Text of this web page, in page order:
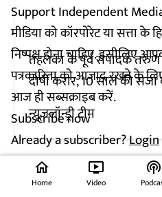
Support Independent
मीडिया को कॉरपोरेट या सत्ता
निष्पक्ष होना चाहिए. इसीलिए
पत्रकारिता को आजाद रखने के
आज ही सब्सक्राइब करें.
Subscribe now
Already a subscriber?Login
तहलका के पूर्व संपादक
दोषी करार, 10 साल की
न्यूज़लॉन्ड्री टीम
home
Home
ondemand_video
Video
podcasts